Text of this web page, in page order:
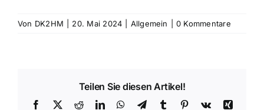
Von DK2HM 20. Mai 2024 Allgemein 0 Kommentare
Teilen Sie diesen Artikel!
Facebook
X RedditLinkedInWhatsApp
TelegramTumblr Pinterest
Vk
Xing